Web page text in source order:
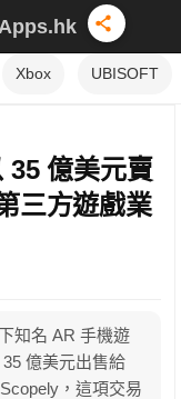
Xbox UBISOFT
35 億美元賣
三方遊戲業
知名 AR 手機遊
億美元出售給
，這項交易